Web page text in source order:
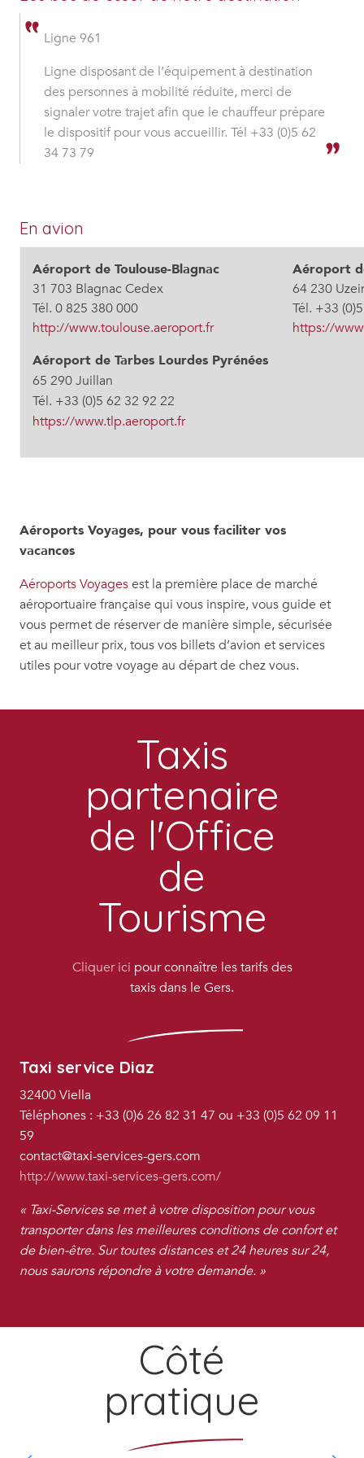
Ligne 961
Ligne disposant de l’équipement à destination
des personnes à mobilité réduite, merci de
signaler votre trajet afin que le chauffeur prépare
le dispositif pour vous accueillir. Tél +33 (0)5 62
34 73 79
En avion
Aéroport de Toulouse-Blagnac
31 703 Blagnac Cedex
Tél. 0 825 380 000
http://www.toulouse.aeroport.fr
Aéroport de Tarbes Lourdes Pyrénées
65 290 Juillan
Tél. +33 (0)5 62 32 92 22
https://www.tlp.aeroport.fr
Aéroport
64 230
Tél. +33
https://
Aéroports Voyages, pour vous faciliter vos
vacances
Aéroports Voyagesest la première place de marché
aéroportuaire française qui vous inspire, vous guide et
vous permet de réserver de manière simple, sécurisée
et au meilleur prix, tous vos billets d’avion et services
utiles pour votre voyage au départ de chez vous.
Taxis
partenaire
de l'Office
de
Tourisme
Cliquer ici pour connaître les tarifs des
taxis dans le Gers.
Taxi service Diaz
32400Viella
Téléphones : +33 (0)6 26 82 31 47 ou +33 (0)5 62 09 11
59
contact@taxi-services-gers.com
http://www.taxi-services-gers.com/
« Taxi-Services se met à votre disposition pour vous
transporter dans les meilleures conditions de confort et
de bien-être. Sur toutes distances et 24 heures sur 24,
nous saurons répondre à votre demande. »
Côté
pratique
Nos brochures